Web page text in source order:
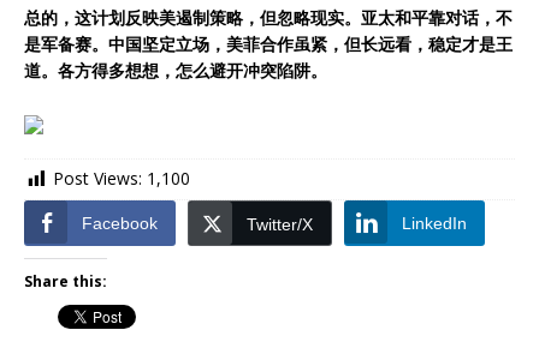
总的，这计划反映美遏制策略，但忽略现实。亚太和平靠对话，不
是军备赛。中国坚定立场，美菲合作虽紧，但长远看，稳定才是王
道。各方得多想想，怎么避开冲突陷阱。
Post Views: 1,100
Facebook Twitter/X LinkedIn
Share this: